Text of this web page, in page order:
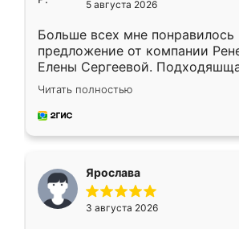
5 августа 2026
Больше всех мне понравилось
предложение от компании
Елены Сергеевой.
короткие сроки изготовления.
для замера сотрудник
предложил по моему эскизу
Читать полностью
Ярослава
3 августа 2026